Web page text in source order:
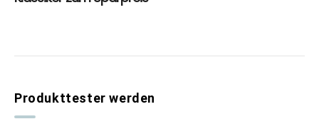
Produkttester werden